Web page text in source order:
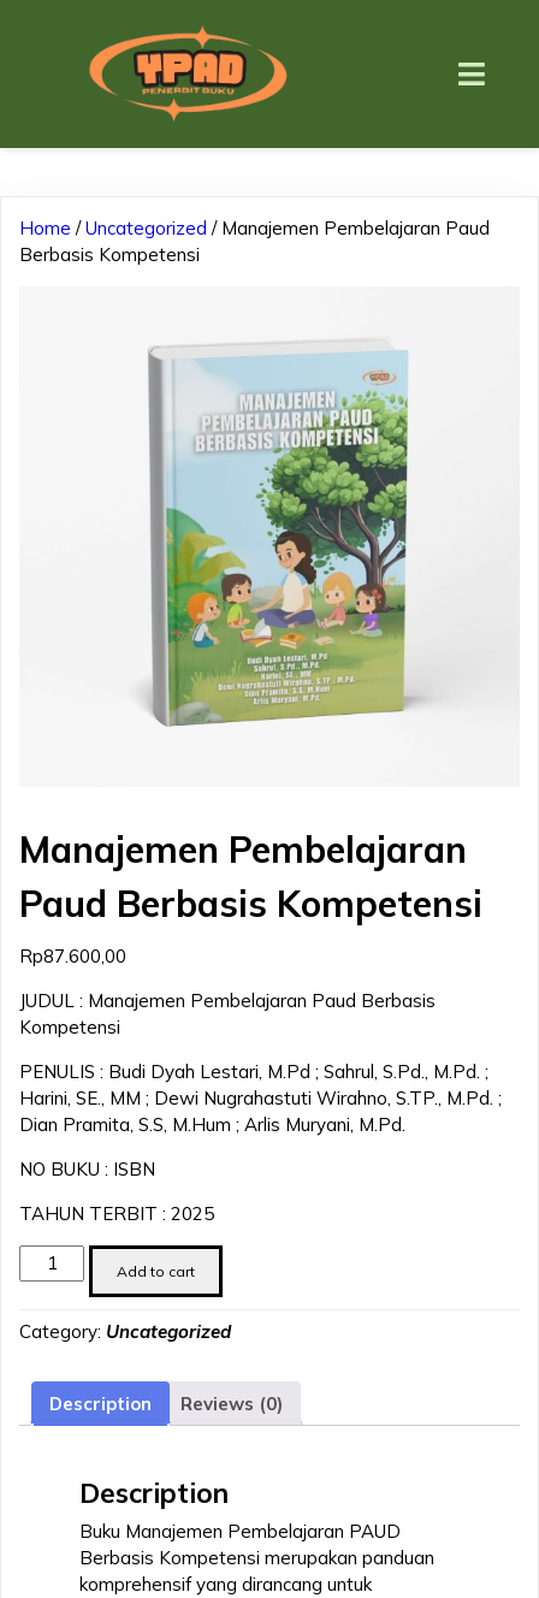
Home /Uncategorized / Manajemen Pembelajaran Paud
Berbasis Kompetensi
Manajemen Pembelajaran
Paud Berbasis Kompetensi
Rp87.600,00
JUDUL : Manajemen Pembelajaran Paud Berbasis
Kompetensi
PENULIS : Budi Dyah Lestari, M.Pd ; Sahrul, S.Pd., M.Pd. ;
Harini, SE., MM ; Dewi Nugrahastuti Wirahno, S.TP., M.Pd. ;
Dian Pramita, S.S, M.Hum ; Arlis Muryani, M.Pd.
NO BUKU : ISBN
TAHUN TERBIT : 2025
Manajemen
Pembelajaran
Berbasis
quantity
Add to cart
Category: Uncategorized
Description Reviews (0)
Description
Buku Manajemen Pembelajaran PAUD
Berbasis Kompetensi merupakan panduan
komprehensif yang dirancang untuk